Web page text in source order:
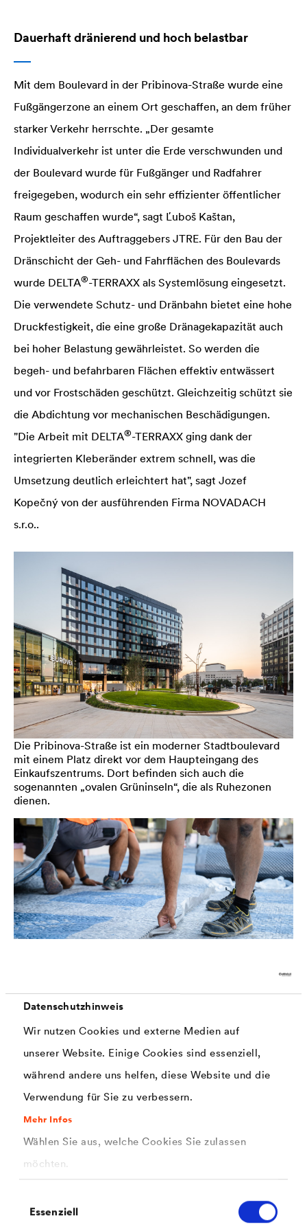
Datenschutzhinweis
Wir nutzen Cookies und externe Medien auf
unserer Website. Einige Cookies sind essenziell,
während andere uns helfen, diese Website und die
Verwendung für Sie zu verbessern.
Mehr Infos
Wählen Sie aus, welche Cookies Sie zulassen
möchten.
Essenziell
Dauerhaft dränierend und hoch belastbar
Mit dem Boulevard in der Pribinova-Straße wurde eine
Fußgängerzone an einem Ort geschaffen, an dem früher
starker Verkehr herrschte. „Der gesamte
Individualverkehr ist unter die Erde verschwunden und
der Boulevard wurde für Fußgänger und Radfahrer
freigegeben, wodurch ein sehr effizienter öffentlicher
Raum geschaffen wurde“, sagt Ľuboš Kaštan,
Projektleiter des Auftraggebers JTRE. Für den Bau der
Dränschicht der Geh- und Fahrflächen des Boulevards
wurde DELTA®-TERRAXX als Systemlösung eingesetzt.
Die verwendete Schutz- und Dränbahn bietet eine hohe
Druckfestigkeit, die eine große Dränagekapazität auch
bei hoher Belastung gewährleistet. So werden die
begeh- und befahrbaren Flächen effektiv entwässert
und vor Frostschäden geschützt. Gleichzeitig schützt sie
die Abdichtung vor mechanischen Beschädigungen.
"Die Arbeit mit DELTA®-TERRAXX ging dank der
integrierten Kleberänder extrem schnell, was die
Umsetzung deutlich erleichtert hat", sagt Jozef
Kopečný von der ausführenden Firma NOVADACH
s.r.o..
Die Pribinova-Straße ist ein moderner Stadtboulevard
mit einem Platz direkt vor dem Haupteingang des
Einkaufszentrums. Dort befinden sich auch die
sogenannten „ovalen Grüninseln“, die als Ruhezonen
dienen.
In großen Bereichen unterhalb der begehbaren und
befahrbaren Flächen wurde
DELTA
-TERRAXX als Drän-
Selbstkleberandes und dem gleichzeitig überstehenden
ausgeführt werden.
Blick aufs Gründach
Grüne und begehbare Flächen sind ein wichtiger
Bestandteil dieses Projekts. Zusammen machen sie
Fläche aus. So soll auch das begrünte Dach